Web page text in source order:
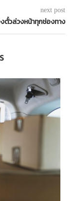
next post
ตั๋วล่วงหน้าทุกช่องทาง